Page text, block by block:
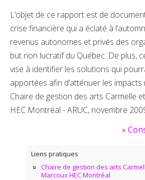
L’objet de ce rapport est de
crise financière qui a éclaté à
revenus autonomes et privés des
but non lucratif du Québec. De plus,
vise à identifier les solutions qui
apportées afin d’atténuer les impacts
Chaire de gestion des arts Carmelle
HEC Montréal - ARUC, novembre
»
Liens pratiques
Chaire de gestion des arts
Marcoux HEC Montréal